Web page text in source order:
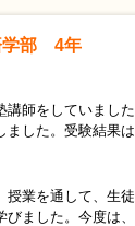
学部 4年
講師をしていまし
ました。受験結
授業を通して、生
びました。今度は